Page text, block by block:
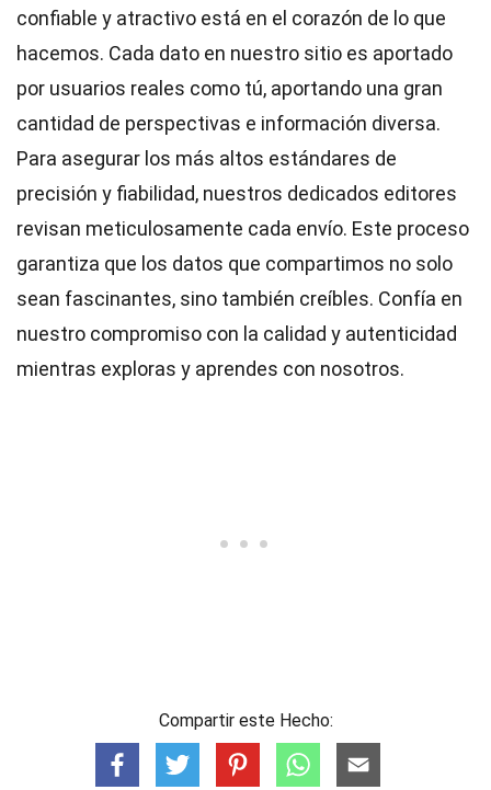
confiable y atractivo está en el corazón de lo que
hacemos. Cada dato en nuestro sitio es aportado
por usuarios reales como tú, aportando una gran
cantidad de perspectivas e información diversa.
Para asegurar los más altos estándares de
precisión y fiabilidad, nuestros dedicados editores
revisan meticulosamente cada envío. Este proceso
garantiza que los datos que compartimos no solo
sean fascinantes, sino también creíbles. Confía en
nuestro compromiso con la calidad y autenticidad
mientras exploras y aprendes con nosotros.
Compartir este Hecho: